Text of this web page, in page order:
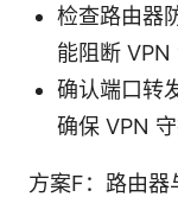
检查路由器
能阻断 VPN
确认端口转
确保 VPN
方案F：路由器